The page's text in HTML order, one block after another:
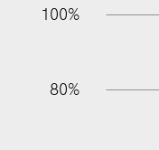
80%
100%